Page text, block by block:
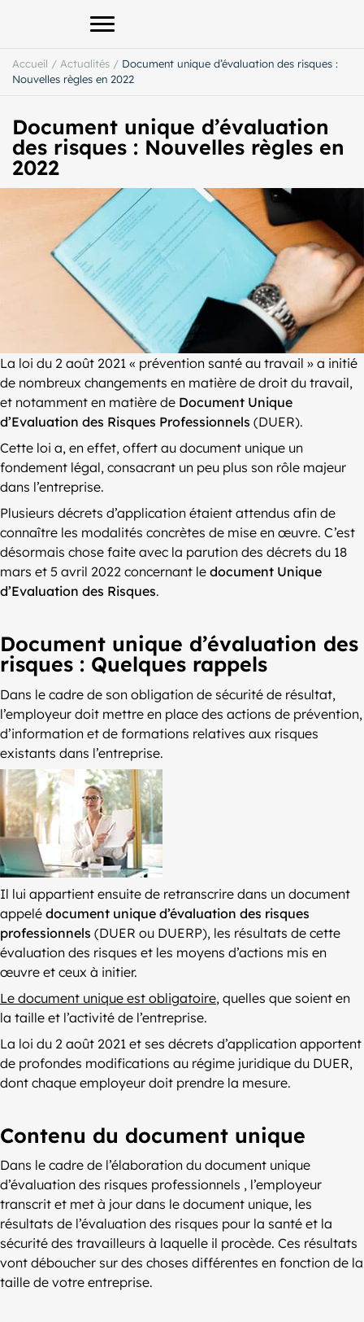
Afficher le menu principal
Accueil / Actualités / Document unique d’évaluation des risques :
Nouvelles règles en 2022
Document unique d’évaluation
des risques : Nouvelles règles en
2022
La loi du 2 août 2021 « prévention santé au travail » a initié
de nombreux changements en matière de droit du travail,
et notamment en matière de Document Unique
d’Evaluation des Risques Professionnels (DUER).
Cette loi a, en effet, offert au document unique un
fondement légal, consacrant un peu plus son rôle majeur
dans l’entreprise.
Plusieurs décrets d’application étaient attendus afin de
connaître les modalités concrètes de mise en œuvre. C’est
désormais chose faite avec la parution des décrets du 18
mars et 5 avril 2022 concernant le document Unique
d’Evaluation des Risques.
Document unique d’évaluation des
risques : Quelques rappels
Dans le cadre de son obligation de sécurité de résultat,
l’employeur doit mettre en place des actions de prévention,
d’information et de formations relatives aux risques
existants dans l’entreprise.
Il lui appartient ensuite de retranscrire dans un document
appelé document unique d’évaluation des risques
professionnels (DUER ou DUERP), les résultats de cette
évaluation des risques et les moyens d’actions mis en
œuvre et ceux à initier.
Le document unique est obligatoire, quelles que soient en
la taille et l’activité de l’entreprise.
La loi du 2 août 2021 et ses décrets d’application apportent
de profondes modifications au régime juridique du DUER,
dont chaque employeur doit prendre la mesure.
Contenu du document unique
Dans le cadre de l’élaboration du document unique
d’évaluation des risques professionnels , l’employeur
transcrit et met à jour dans le document unique, les
résultats de l’évaluation des risques pour la santé et la
sécurité des travailleurs à laquelle il procède. Ces résultats
vont déboucher sur des choses différentes en fonction de la
taille de votre entreprise.